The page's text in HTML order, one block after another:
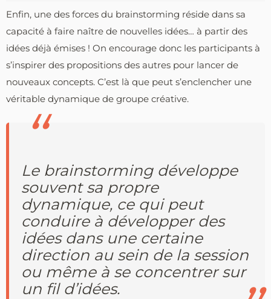
Enfin, une des forces du brainstorming réside dans sa
capacité à faire naître de nouvelles idées… à partir des
idées déjà émises ! On encourage donc les participants à
s’inspirer des propositions des autres pour lancer de
nouveaux concepts. C’est là que peut s’enclencher une
véritable dynamique de groupe créative.
Le brainstorming développe
souvent sa propre
dynamique, ce qui peut
conduire à développer des
idées dans une certaine
direction au sein de la session
ou même à se concentrer sur
un fil d’idées.